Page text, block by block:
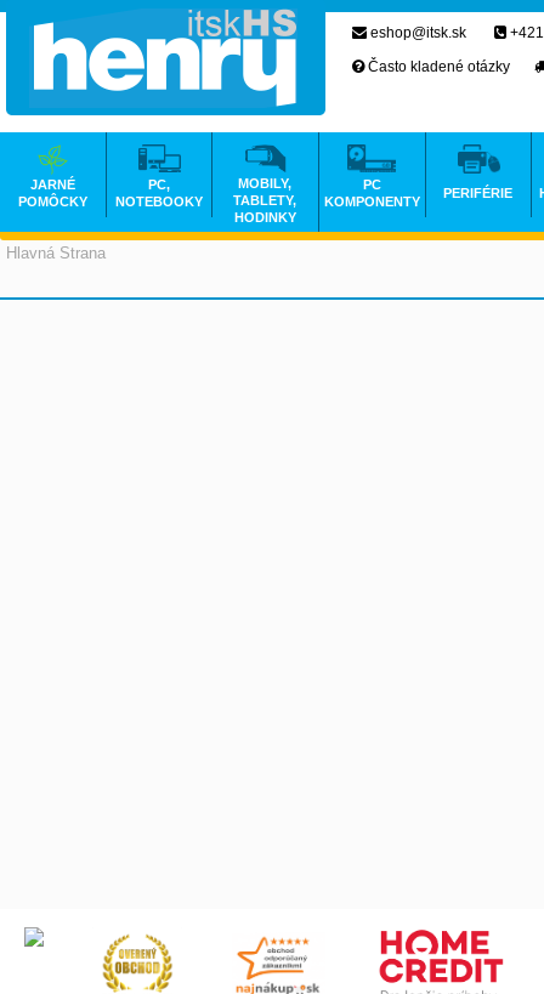
Hlavná Strana
eshop@itsk.sk
Často kladené otázky
JARNÉ
POMÔCKY
PC,
NOTEBOOKY
MOBILY,
TABLETY,
HODINKY
PC
KOMPONENTY
PERIFÉRIE